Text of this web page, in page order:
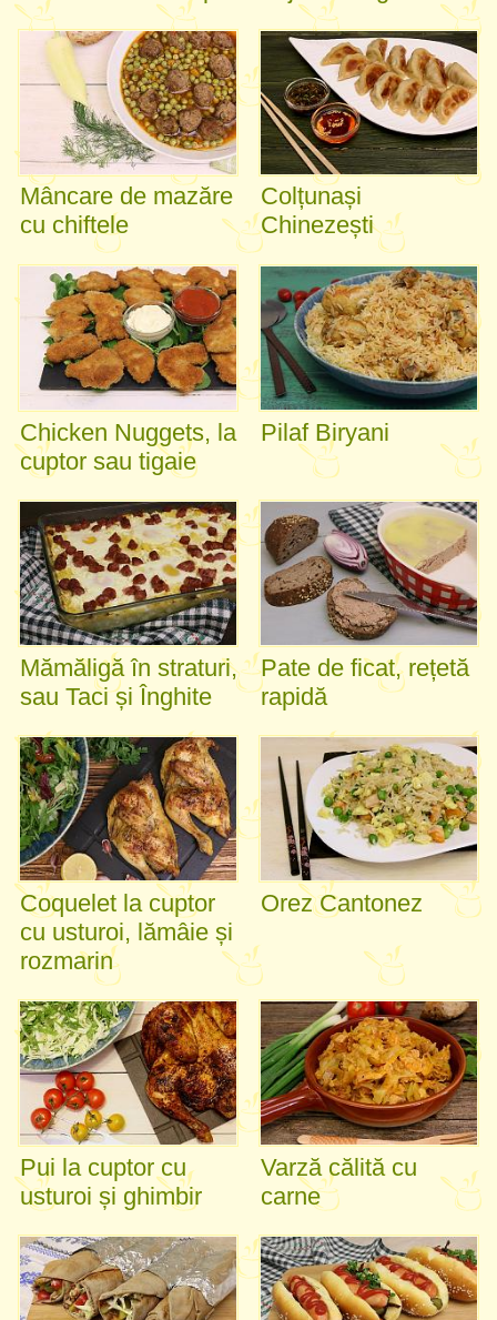
Mâncare de mazăre
cu chiftele
Colțunași
Chinezești
Chicken Nuggets, la
cuptor sau tigaie
Pilaf Biryani
Mămăligă în straturi,
sau Taci și Înghite
Pate de ficat, rețetă
rapidă
Coquelet la cuptor
cu usturoi, lămâie și
rozmarin
Orez Cantonez
Pui la cuptor cu
usturoi și ghimbir
Varză călită cu
carne